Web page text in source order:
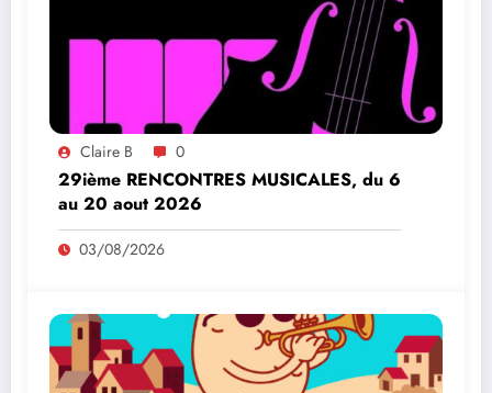
Claire B 0
29ième RENCONTRES MUSICALES, du 6
au 20 aout 2026
03/08/2026